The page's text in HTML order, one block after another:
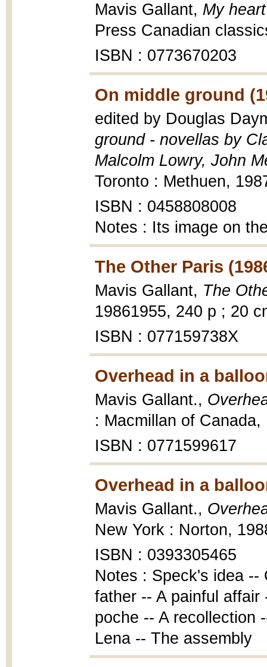
Mavis Gallant, My
Press Canadian
ISBN : 0773670203
On middle ground
edited by Douglas
ground - novellas by
Malcolm Lowry, John
Toronto : Methuen,
ISBN : 0458808008
Notes : Its image on
The Other Paris
Mavis Gallant, The
19861955, 240 p ; 20
ISBN : 077159738X
Overhead in a
Mavis Gallant.,
: Macmillan of
ISBN : 0771599617
Overhead in a
Mavis Gallant.,
New York : Norton,
ISBN : 0393305465
Notes : Speck's idea --
father -- A painful
poche -- A recollection
Lena -- The assembly